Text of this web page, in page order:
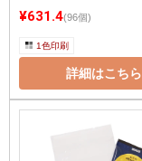
¥631.4(96個)
1色印刷
詳細はこちら